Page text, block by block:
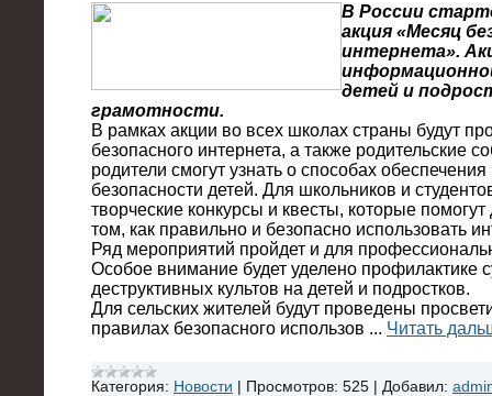
В России
акция «Месяц
интернета».
детей и
грамотности.
В рамках акции во всех школах страны будут
безопасного интернета, а также родительские
родители смогут узнать о способах
безопасности детей. Для школьников и
творческие конкурсы и квесты, которые
том, как правильно и безопасно использовать
Ряд мероприятий пройдет и для
Особое внимание будет уделено профилактике
деструктивных культов на детей и подростков.
Для сельских жителей будут проведены
правилах безопасного использов ... Читать
Категория: Новости | Просмотров: 525 | Добавил: